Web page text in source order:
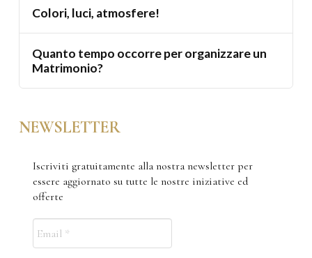
Colori, luci, atmosfere!
Quanto tempo occorre per organizzare un
Matrimonio?
NEWSLETTER
Iscriviti gratuitamente alla nostra newsletter per
essere aggiornato su tutte le nostre iniziative ed
offerte